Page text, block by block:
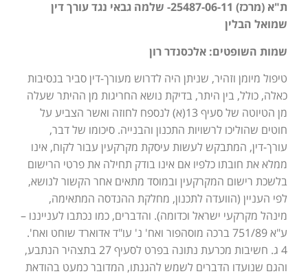
ת"א (מרכז) 25487-06-11- שלמה גבאי נגד עורך דין
שמואל הבלין
שמות השופטים: אלכסנדר רון
טיפול מיומן וזהיר, שניתן היה לדרוש מעורך-דין סביר בנסיבות
כאלה, כולל, בין היתר, בדיקת נושא החריגות מן ההיתר שעלה
מן הטיוטה של סעיף 13(א) לנספח לחוזה ואשר הצביע על
חוטים שהוליכו לרשויות התכנון והבנייה. סיכומו של דבר,
עורך-דין, המתבקש לעשות עיסקת מקרקעין עבור לקוח, אינו
ממלא את חובתו כלפיו אם אינו בודק תחילה את פרטי הרישום
בלשכת רישום המקרקעין ובמוסד מתאים אחר הקשור לנושא,
לפי העניין (הוועדה לתכנון, מחלקת ההנדסה המתאימה,
מינהל מקרקעי ישראל וכדומה). והדברים, כמו נכתבו לענייננו –
ע"א 751/89 ברכה מוסהפור ואח' נ' עו"ד אדוארד שוחט ואח'.
4 ג. חשיבות מכרעת נתונה בפרט לסעיף 27 בתצהיר הנתבע,
והגם שנועדו הדברים לשמש להגנתו, המדובר כמעט בהודאת